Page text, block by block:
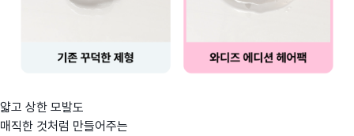
얇고 상한 모발도
매직한 것처럼 만들어주는